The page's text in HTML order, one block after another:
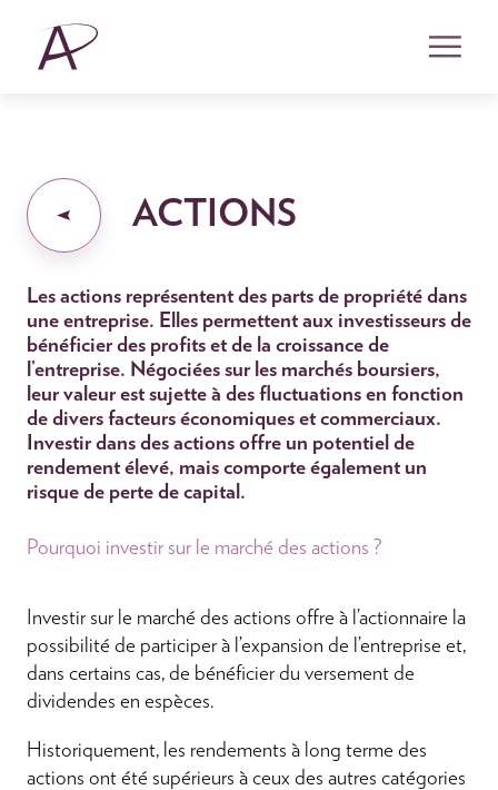
ACTIONS
Les actions représentent des parts de propriété dans
une entreprise. Elles permettent aux investisseurs de
bénéficier des profits et de la croissance de
l’entreprise. Négociées sur les marchés boursiers,
leur valeur est sujette à des fluctuations en fonction
de divers facteurs économiques et commerciaux.
Investir dans des actions offre un potentiel de
rendement élevé, mais comporte également un
risque de perte de capital.
Pourquoi investir sur le marché des actions ?
Investir sur le marché des actions offre à l’actionnaire la
possibilité de participer à l’expansion de l’entreprise et,
dans certains cas, de bénéficier du versement de
dividendes en espèces.
Historiquement, les rendements à long terme des
actions ont été supérieurs à ceux des autres catégories